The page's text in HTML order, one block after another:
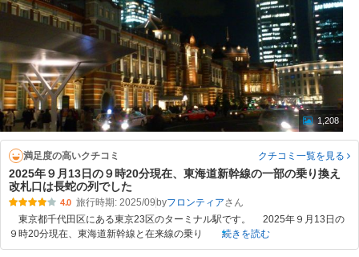
1,208
満足度の高いクチコミ クチコミ一覧を見る
2025年９月13日の９時20分現在、東海道新幹線の一部の乗り換え
改札口は長蛇の列でした
4.0 旅行時期: 2025/09 byフロンティア
東京都千代田区にある東京23区のターミナル駅です。 2025年９月13日の
９時20分現在、東海道新幹線と在来線の乗り
続きを読む